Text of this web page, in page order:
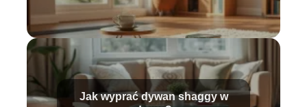
Jak wyprać dywan shaggy w